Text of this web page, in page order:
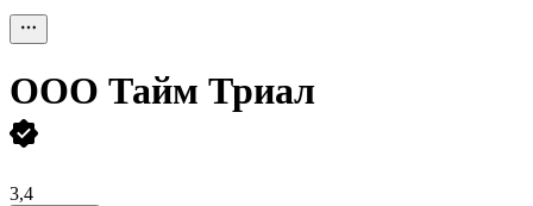
ООО Тайм Триал
3,4